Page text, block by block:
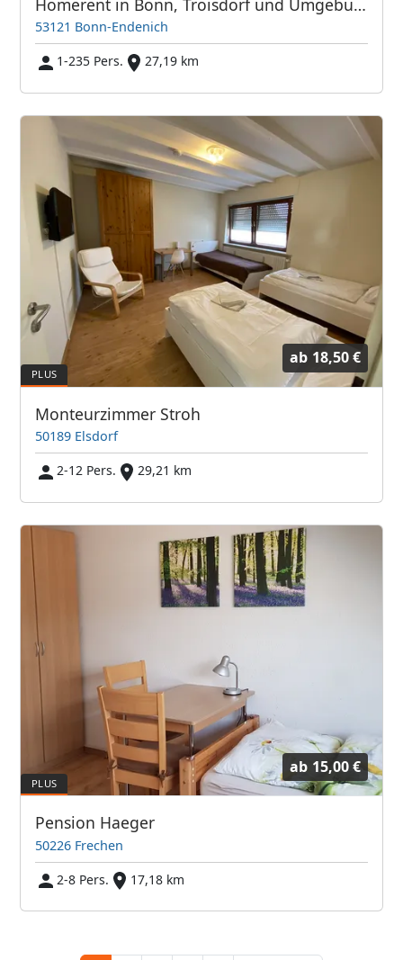
53121 Bonn-Endenich
1-235 Pers.
27,19 km
ab 18,50 €
Monteurzimmer Stroh
50189 Elsdorf
2-12 Pers.
29,21 km
ab 15,00 €
Pension Haeger
50226 Frechen
2-8 Pers.
17,18 km